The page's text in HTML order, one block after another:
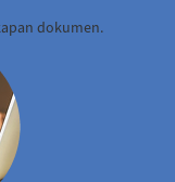
dokumen.